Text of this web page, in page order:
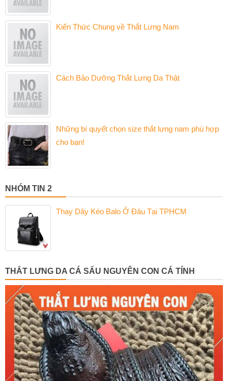
Kiến Thức Chung về Thắt Lưng Nam
Cách Bảo Dưỡng Thắt Lưng Da Thật
Những bí quyết chọn size thắt lưng nam phù hợp
cho bạn!
NHÓM TIN 2
Thay Dây Kéo Balo Ở Đâu Tại TPHCM
THẮT LƯNG DA CÁ SẤU NGUYÊN CON CÁ TÍNH